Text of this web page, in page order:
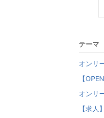
テーマ
オンリ
【
オンリ
【求